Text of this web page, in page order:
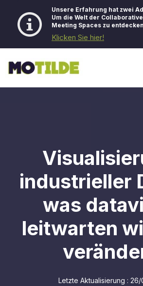
Unsere Erfahrung hat zwei
Um die Welt der
Meeting Spaces zu
Klicken Sie hier!
industrieller
was
leitwarten
Letzte Aktualisierung : 26/